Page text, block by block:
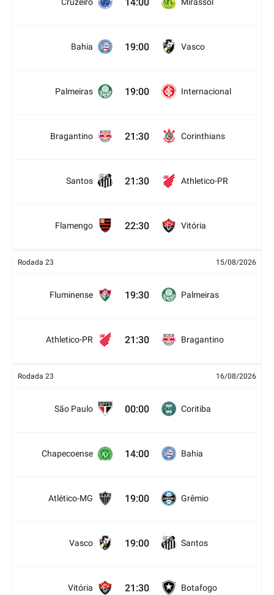
Cruzeiro Mirassol
Bahia 19:00 Vasco
Palmeiras 19:00 Internacional
Bragantino 21:30 Corinthians
Santos 21:30 Athletico-PR
Flamengo 22:30 Vitória
Rodada 23 15/08/2026
Fluminense 19:30 Palmeiras
Athletico-PR 21:30 Bragantino
Rodada 23 16/08/2026
São Paulo 00:00 Coritiba
Chapecoense 14:00 Bahia
Atlético-MG 19:00 Grêmio
Vasco 19:00 Santos
Vitória 21:30 Botafogo